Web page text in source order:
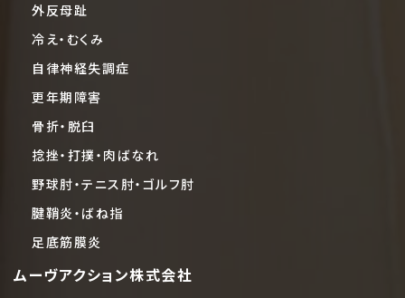
外反母趾
冷え・むくみ
自律神経失調症
更年期障害
骨折・脱臼
捻挫・打撲・肉ばなれ
野球肘・テニス肘・ゴルフ肘
腱鞘炎・ばね指
足底筋膜炎
ムーヴアクション株式会社